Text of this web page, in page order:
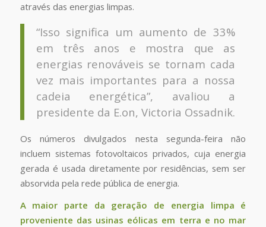
através das energias limpas.
“Isso significa um aumento de 33%
em três anos e mostra que as
energias renováveis se tornam cada
vez mais importantes para a nossa
cadeia energética”, avaliou a
presidente da E.on, Victoria Ossadnik.
Os números divulgados nesta segunda-feira não
incluem sistemas fotovoltaicos privados, cuja energia
gerada é usada diretamente por residências, sem ser
absorvida pela rede pública de energia.
A maior parte da geração de energia limpa é
proveniente das usinas eólicas em terra e no mar